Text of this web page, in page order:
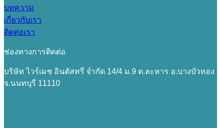
บทความ
เกี่ยวกับเรา
ติดต่อเรา
ช่องทางการติดต่อ
บริษัท ไวร์เมช อินดัสทรี จำกัด 14/4 ม.9 ต.ละหาร อ.บางบัวทอง
จ.นนทบุรี 11110